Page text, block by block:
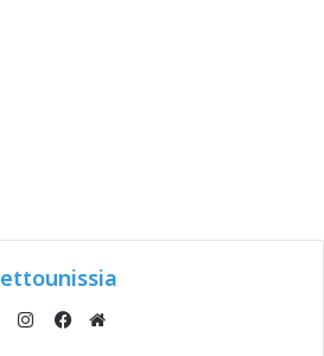
ettounissia